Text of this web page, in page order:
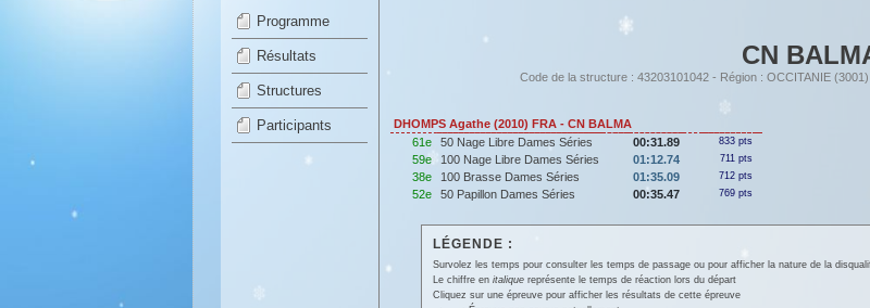
Programme
Résultats
Structures
Participants
CN
Code de la structure : 43203101042 - Région : OCCITANIE
DHOMPS Agathe (2010) FRA - CN BALMA
61e
50 Nage Libre Dames Séries 00:31.89 833 pts
59e 100 Nage Libre Dames Séries 01:12.74 711 pts
38e 100 Brasse Dames Séries 01:35.09 712 pts
52e 50 Papillon Dames Séries 00:35.47 769 pts
LÉGENDE :
Survolez les temps pour consulter les temps de passage ou pour afficher la nature de la
Le chiffre en italiquereprésente le temps de réaction lors du départ
Cliquez sur une épreuve pour afficher les résultats de cette épreuve